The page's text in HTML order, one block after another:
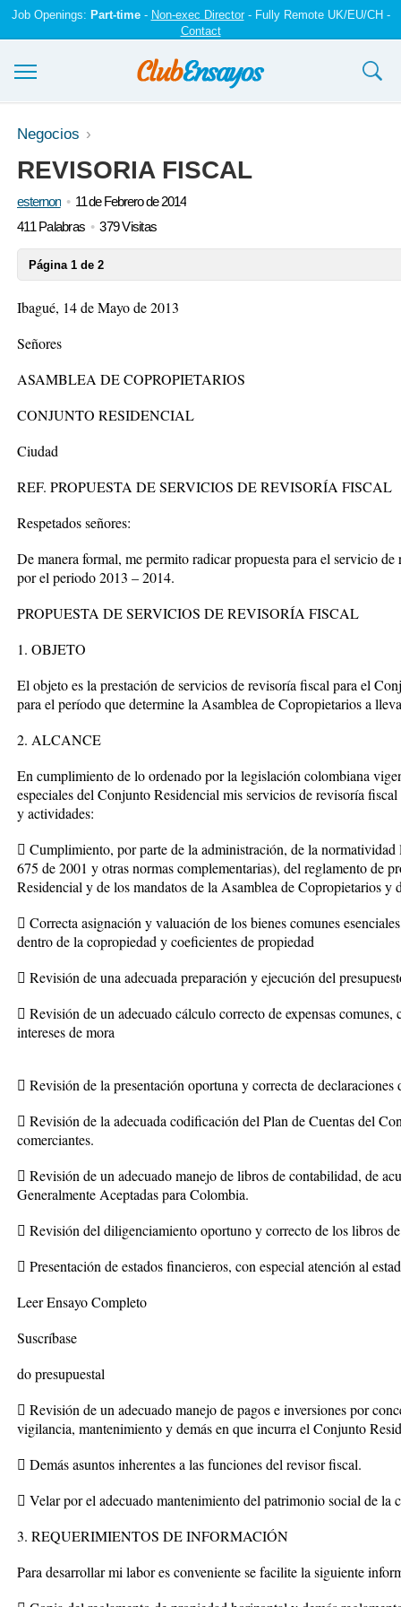
Job Openings: Part-time- Non-exec Director- Fully Remote UK/EU/CH -
Contact
Ensayos y trabajos
Registrarse
Iniciar sesión
Negocios
REVISORIA FISCAL
esternon
11 de Febrero de 2014
411 Palabras
379 Visitas
Página 1 de 2
Ibagué, 14 de Mayo de 2013
Señores
ASAMBLEA DE COPROPIETARIOS
CONJUNTO RESIDENCIAL
Ciudad
REF. PROPUESTA DE SERVICIOS DE REVISORÍA FISCAL
Respetados señores:
De manera formal, me permito radicar propuesta para el servicio
por el periodo 2013 – 2014.
PROPUESTA DE SERVICIOS DE REVISORÍA FISCAL
1. OBJETO
El objeto es la prestación de servicios de revisoría fiscal para el
para el período que determine la Asamblea de Copropietarios a
2. ALCANCE
En cumplimiento de lo ordenado por la legislación colombiana
especiales del Conjunto Residencial mis servicios de revisoría
y actividades:
 Cumplimiento, por parte de la administración, de la
675 de 2001 y otras normas complementarias), del reglamento de
Residencial y de los mandatos de la Asamblea de Copropietarios
 Correcta asignación y valuación de los bienes comunes
dentro de la copropiedad y coeficientes de propiedad
 Revisión de una adecuada preparación y ejecución del
 Revisión de un adecuado cálculo correcto de expensas comunes,
intereses de mora
 Revisión de la presentación oportuna y correcta de declaraciones
 Revisión de la adecuada codificación del Plan de Cuentas del
comerciantes.
 Revisión de un adecuado manejo de libros de contabilidad, de
Generalmente Aceptadas para Colombia.
 Revisión del diligenciamiento oportuno y correcto de los libros de
 Presentación de estados financieros, con especial atención al
Leer Ensayo Completo
Suscríbase
do presupuestal
 Revisión de un adecuado manejo de pagos e inversiones por
vigilancia, mantenimiento y demás en que incurra el Conjunto
 Demás asuntos inherentes a las funciones del revisor fiscal.
 Velar por el adecuado mantenimiento del patrimonio social de la
3. REQUERIMIENTOS DE INFORMACIÓN
Para desarrollar mi labor es conveniente se facilite la siguiente